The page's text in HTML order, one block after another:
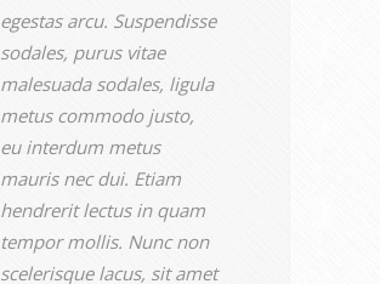
egestas arcu. Suspendisse
sodales, purus vitae
malesuada sodales, ligula
metus commodo justo,
eu interdum metus
mauris nec dui. Etiam
hendrerit lectus in quam
tempor mollis. Nunc non
scelerisque lacus, sit amet